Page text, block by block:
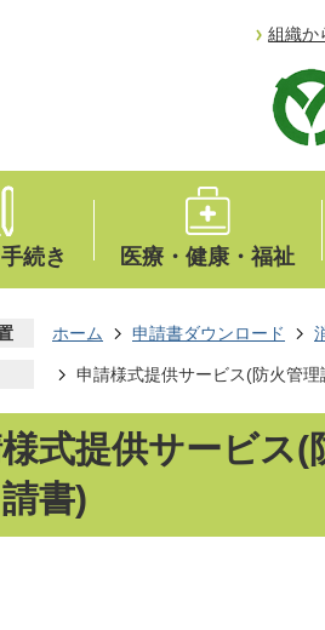
組織か
続き 医療・健康・福祉
ホーム 申請書ダウンロード
申請様式提供サービス(防火管
式提供サービス(
書)